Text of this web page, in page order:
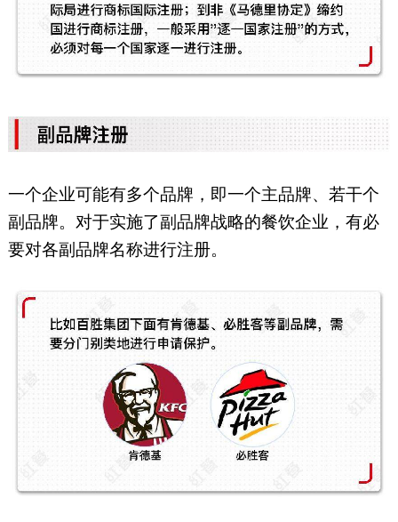
一个企业可能有多个品牌，即一个主品牌、若干个
副品牌。对于实施了副品牌战略的餐饮企业，有必
要对各副品牌名称进行注册。